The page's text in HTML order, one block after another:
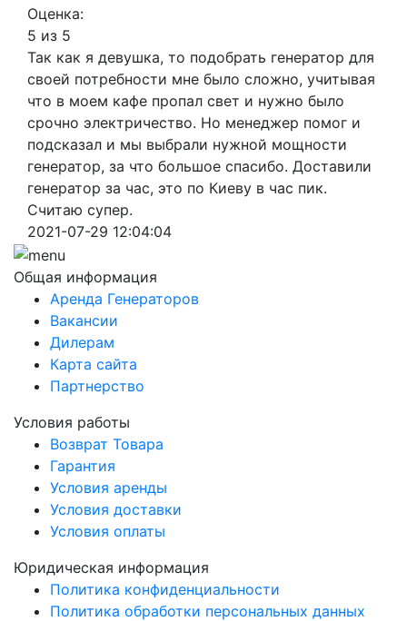
Оценка:
5 из 5
Так как я девушка, то подобрать генератор для
своей потребности мне было сложно, учитывая
что в моем кафе пропал свет и нужно было
срочно электричество. Но менеджер помог и
подсказал и мы выбрали нужной мощности
генератор, за что большое спасибо. Доставили
генератор за час, это по Киеву в час пик.
Считаю супер.
2021-07-29 12:04:04
Общая информация
Аренда Генераторов
Вакансии
Дилерам
Карта сайта
Партнерство
Условия работы
Возврат Товара
Гарантия
Условия аренды
Условия доставки
Условия оплаты
Юридическая информация
Политика конфиденциальности
Политика обработки персональных данных